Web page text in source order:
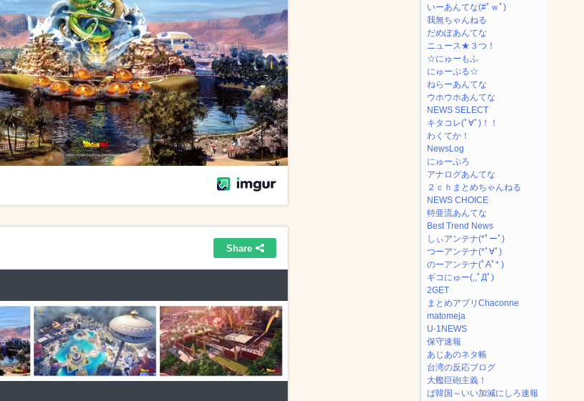
いーあんてな(#ﾟｗﾟ)
我無ちゃんねる
だめぽあんてな
ニュース★３つ！
☆にゅーもふ
にゅーぷる☆
ねらーあんてな
ウホウホあんてな
NEWS SELECT
キタコレ(ﾟ∀ﾟ)！！
わくてか！
NewsLog
にゅーぷろ
アナログあんてな
２ｃｈまとめちゃんねる
NEWS CHOICE
特亜流あんてな
Best Trend News
しぃアンテナ(*ﾟーﾟ)
つーアンテナ(*ﾟ∀ﾟ)
のーアンテナ(ﾟAﾟ* )
ギコにゅー(,,ﾟДﾟ)
2GET
まとめアプリChaconne
matomeja
U-1NEWS
保守速報
あじあのネタ帳
台湾の反応ブログ
大艦巨砲主義！
ば韓国～いい加減にしろ速報